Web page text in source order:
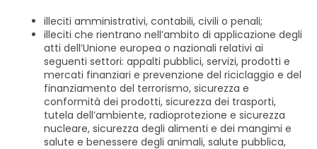
illeciti amministrativi, contabili, civili o penali;
illeciti che rientrano nell’ambito di applicazione degli
atti dell’Unione europea o nazionali relativi ai
seguenti settori: appalti pubblici, servizi, prodotti e
mercati finanziari e prevenzione del riciclaggio e del
finanziamento del terrorismo, sicurezza e
conformità dei prodotti, sicurezza dei trasporti,
tutela dell’ambiente, radioprotezione e sicurezza
nucleare, sicurezza degli alimenti e dei mangimi e
salute e benessere degli animali, salute pubblica,